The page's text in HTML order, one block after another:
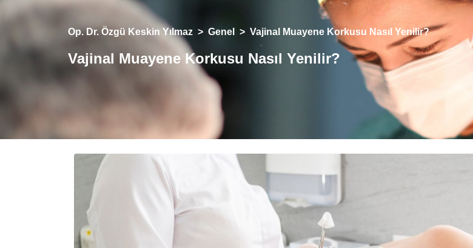
Op. Dr. Özgü Keskin Yılmaz > Genel > Vajinal Muayene Korkusu Nasıl Yenilir?
Vajinal Muayene Korkusu Nasıl Yenilir?